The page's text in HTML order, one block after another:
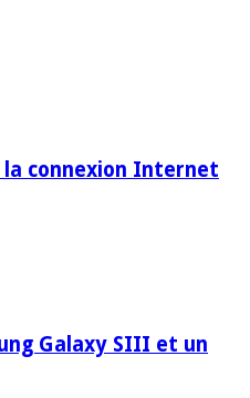
connexion Internet
Galaxy SIII et un